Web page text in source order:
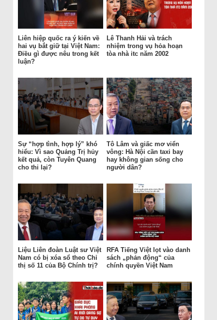
Liên hiệp quốc ra ý kiến về
hai vụ bắt giữ tại Việt Nam:
Điều gì được nêu trong kết
luận?
Lê Thanh Hải và trách
nhiệm trong vụ hỏa hoạn
tòa nhà itc năm 2002
Sự “hợp tình, hợp lý” khó
hiểu: Vì sao Quảng Trị hủy
kết quả, còn Tuyên Quang
cho thi lại?
Tô Lâm và giấc mơ viển
vông: Hà Nội cần taxi bay
hay không gian sống cho
người dân?
Liệu Liên đoàn Luật sư Việt
Nam có bị xóa sổ theo Chỉ
thị số 11 của Bộ Chính trị?
RFA Tiếng Việt lọt vào danh
sách „phản động“ của
chính quyền Việt Nam